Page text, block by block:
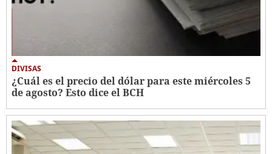
DIVISAS
¿Cuál es el precio del dólar para este miércoles 5
de agosto? Esto dice el BCH